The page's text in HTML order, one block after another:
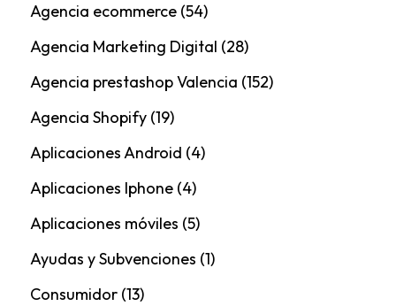
Agencia ecommerce(54)
Agencia Marketing Digital (28)
Agencia prestashop Valencia (152)
Agencia Shopify(19)
Aplicaciones Android (4)
Aplicaciones Iphone(4)
Aplicaciones móviles (5)
Ayudas y Subvenciones (1)
Consumidor(13)